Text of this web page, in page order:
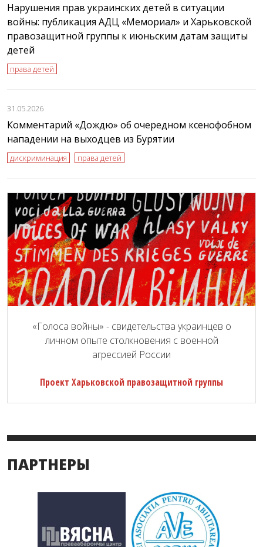
Нарушения прав украинских детей в ситуации
войны: публикация АДЦ «Мемориал» и Харьковской
правозащитной группы к июньским датам защиты
детей
права детей
31.05.2026
Комментарий «Дождю» об очередном ксенофобном
нападении на выходцев из Бурятии
дискриминация права детей
«Голоса войны» - свидетельства украинцев о
личном опыте столкновения с военной
агрессией России
Проект Харьковской правозащитной группы
ПАРТНЕРЫ